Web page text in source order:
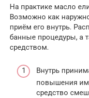
На практике масло
Возможно как
приём его внутрь.
банные процедуры, а
средством.
Внутрь
повышения
средство